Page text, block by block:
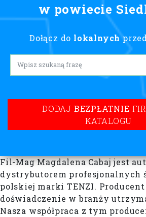
w powiecie
Dołącz do lokalnych
Lorem ipsum
DODAJ BEZPŁATNIE
KATALOGU
Fil-Mag Magdalena Cabaj jest
dystrybutorem profesjonalnych
polskiej marki TENZI.
doświadczenie w branży
Nasza współpraca z tym